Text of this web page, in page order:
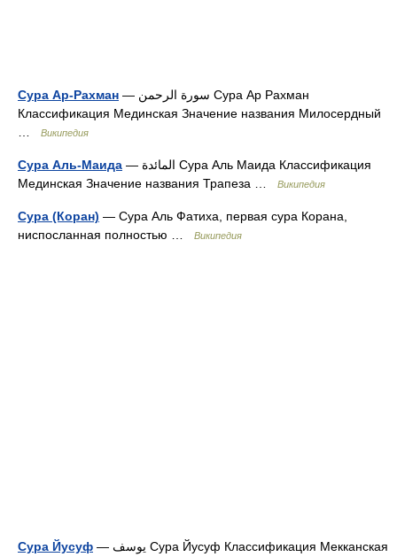
Сура Ар-Рахман — سورة الرحمن Сура Ар Рахман
Классификация Мединская Значение названия Милосердный
Википедия
Сура Аль-Маида — المائدة Сура Аль Маида Классификация
Мединская Значение названия Трапеза …
Википедия
Сура (Коран) — Сура Аль Фатиха, первая сура Корана,
ниспосланная полностью …
Википедия
Сура Йусуф — يوسف Сура Йусуф Классификация Мекканская